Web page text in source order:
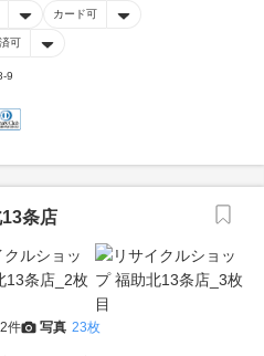
カード可
可
9
条店
2件 写真 23枚